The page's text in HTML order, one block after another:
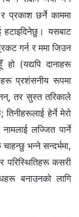
प्रकाश छर्ने काममा
यसबाट
गर्न र ममा जिउन
(यद्यपि दानाहरू
प्रशंसनीय रूपमा
तर सुस्त तरिकाले
हेर्ने मेरो
लज्जित पार्ने
भन्‍ने सन्दर्भमा,
परिस्थितिहरू कसरी
बनाउनको लागि